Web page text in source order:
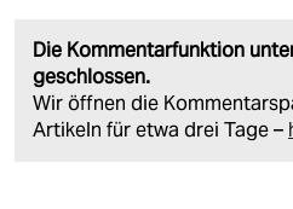
Die Kommentarfunktion
geschlossen.
Wir öffnen die
Artikeln für etwa drei Tage –